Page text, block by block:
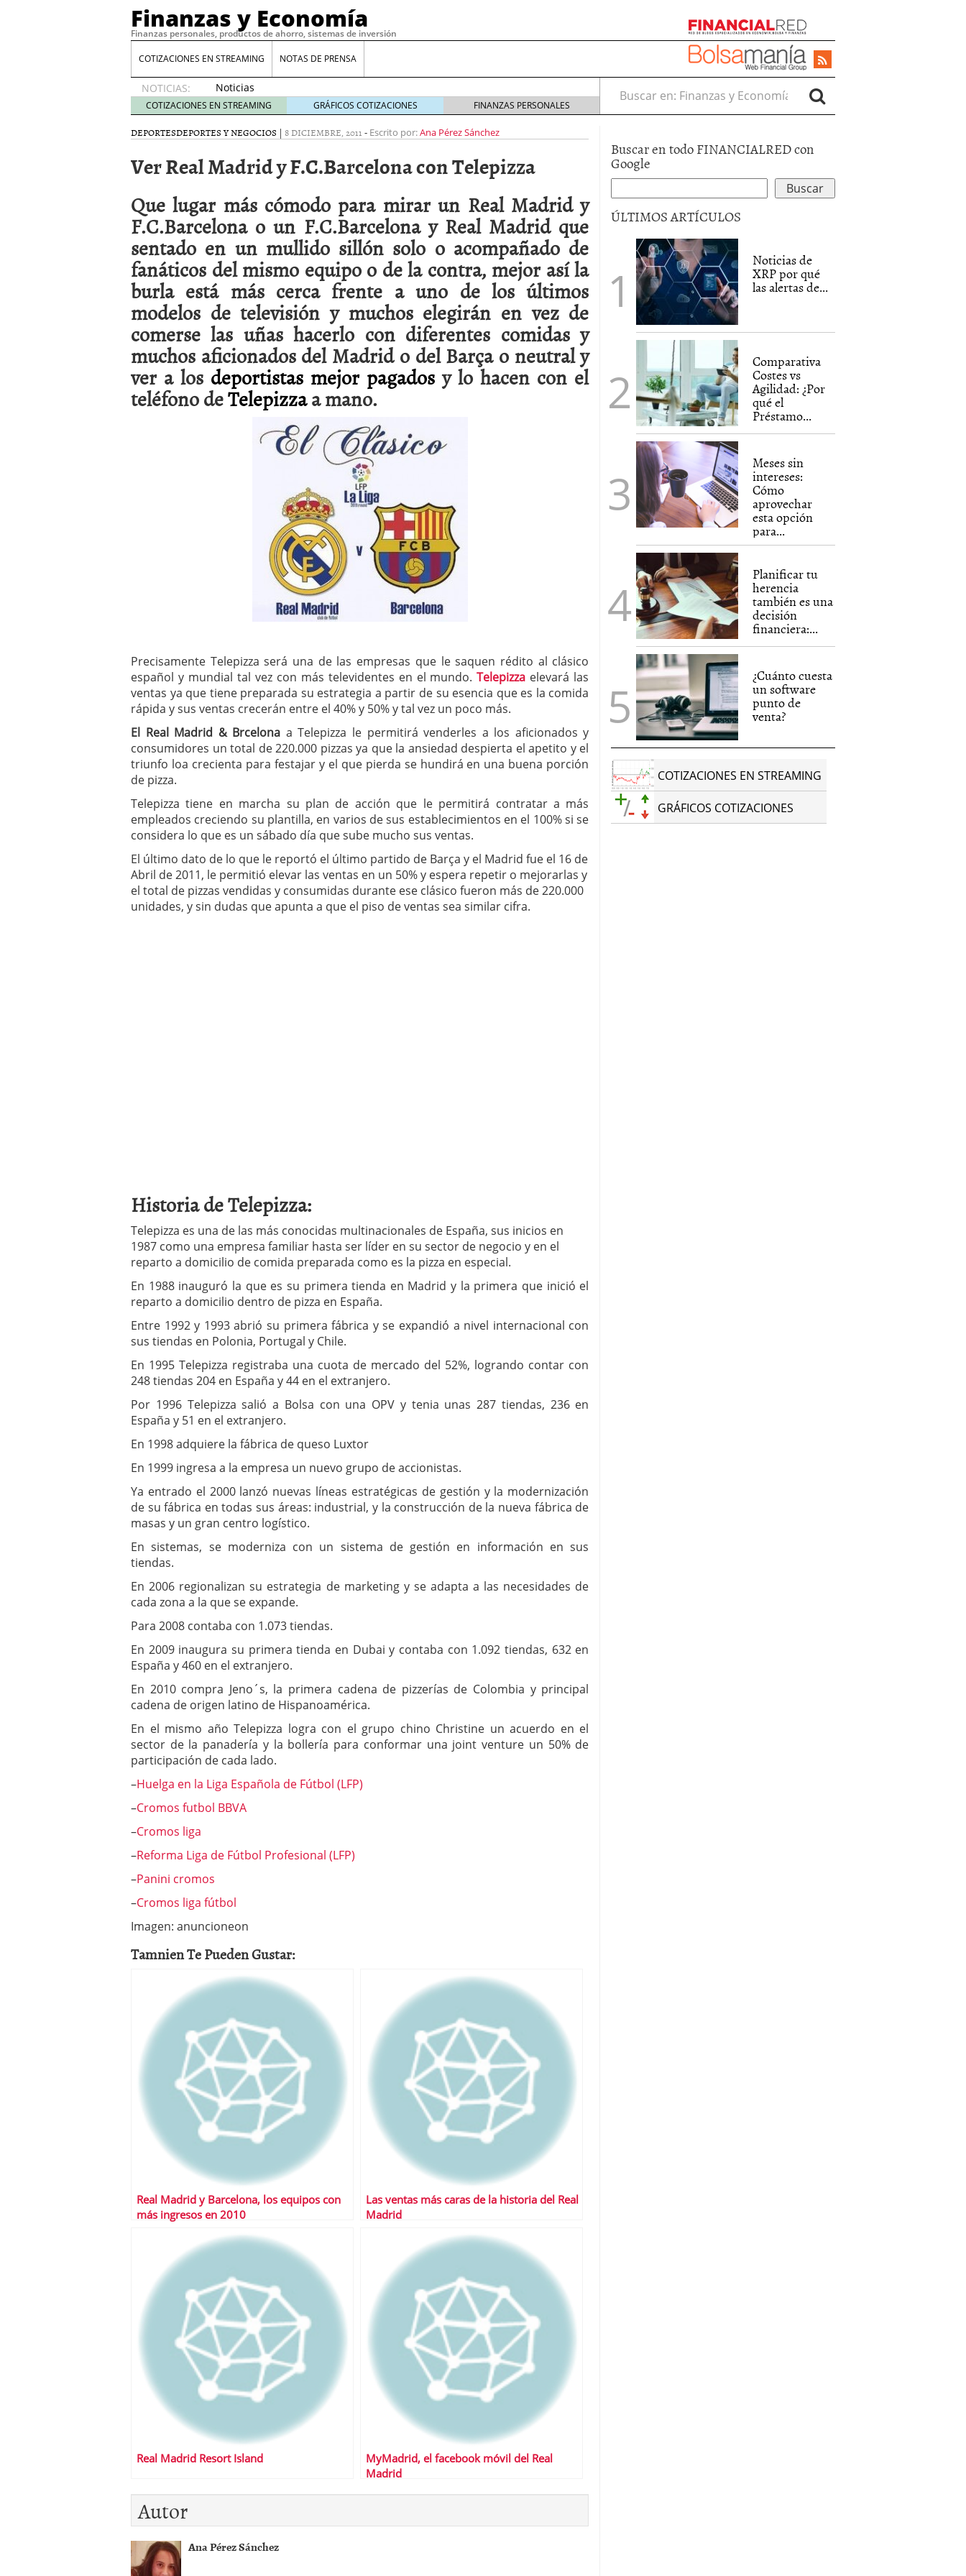
Finanzas y Economía
Finanzas personales, productos de ahorro, sistemas de inversión
COTIZACIONES EN STREAMING NOTAS DE PRENSA
NOTICIAS:
Noticias
de XRP
por qué
las
de
whales
llegar
tarde 16
de abril
de 2026
Comparativa Costes vs Agilidad: ¿Por qué el Préstamo Promotor privado
acelera la rentabilidad? 12 de diciembre de 2025
Meses sin intereses: Cómo aprovechar esta opción para gestionar tus
compras 24 de noviembre de 2025
Planificar tu herencia también es una decisión financiera: cómo anticiparte
a los costes 21 de noviembre de 2025
¿Cuánto cuesta un software punto de venta? 3 de octubre de 2025
COTIZACIONES EN STREAMING GRÁFICOS COTIZACIONES FINANZAS PERSONALES
Buscar en:
DEPORTESDEPORTES Y NEGOCIOS | 8 DICIEMBRE, 2011 - Escrito por:Ana Pérez Sánchez
Ver Real Madrid y F.C.Barcelona con Telepizza
Que lugar más cómodo para mirar un Real Madrid y
F.C.Barcelona o un F.C.Barcelona y Real Madrid que
sentado en un mullido sillón solo o acompañado de
fanáticos del mismo equipo o de la contra, mejor así la
burla está más cerca frente a uno de los últimos
modelos de televisión y muchos elegirán en vez de
comerse las uñas hacerlo con diferentes comidas y
muchos aficionados del Madrid o del Barça o neutral y
ver a los deportistas mejor pagadosy lo hacen con el
teléfono deTelepizzaa mano.
Precisamente Telepizza será una de las empresas que le saquen rédito al clásico
español y mundial tal vez con más televidentes en el mundo.Telepizza elevará las
ventas ya que tiene preparada su estrategia a partir de su esencia que es la comida
rápida y sus ventas crecerán entre el 40% y 50% y tal vez un poco más.
El Real Madrid & Brcelona a Telepizza le permitirá venderles a los aficionados y
consumidores un total de 220.000 pizzas ya que la ansiedad despierta el apetito y el
triunfo loa crecienta para festajar y el que pierda se hundirá en una buena porción
de pizza.
Telepizza tiene en marcha su plan de acción que le permitirá contratar a más
empleados creciendo su plantilla, en varios de sus establecimientos en el 100% si se
considera lo que es un sábado día que sube mucho sus ventas.
El último dato de lo que le reportó el último partido de Barça y el Madrid fue el 16 de
Abril de 2011, le permitió elevar las ventas en un 50% y espera repetir o mejorarlas y
el total de pizzas vendidas y consumidas durante ese clásico fueron más de 220.000
unidades, y sin dudas que apunta a que el piso de ventas sea similar cifra.
Historia de Telepizza:
Telepizza es una de las más conocidas multinacionales de España, sus inicios en
1987 como una empresa familiar hasta ser líder en su sector de negocio y en el
reparto a domicilio de comida preparada como es la pizza en especial.
En 1988 inauguró la que es su primera tienda en Madrid y la primera que inició el
reparto a domicilio dentro de pizza en España.
Entre 1992 y 1993 abrió su primera fábrica y se expandió a nivel internacional con
sus tiendas en Polonia, Portugal y Chile.
En 1995 Telepizza registraba una cuota de mercado del 52%, logrando contar con
248 tiendas 204 en España y 44 en el extranjero.
Por 1996 Telepizza salió a Bolsa con una OPV y tenia unas 287 tiendas, 236 en
España y 51 en el extranjero.
En 1998 adquiere la fábrica de queso Luxtor
En 1999 ingresa a la empresa un nuevo grupo de accionistas.
Ya entrado el 2000 lanzó nuevas líneas estratégicas de gestión y la modernización
de su fábrica en todas sus áreas: industrial, y la construcción de la nueva fábrica de
masas y un gran centro logístico.
En sistemas, se moderniza con un sistema de gestión en información en sus
tiendas.
En 2006 regionalizan su estrategia de marketing y se adapta a las necesidades de
cada zona a la que se expande.
Para 2008 contaba con 1.073 tiendas.
En 2009 inaugura su primera tienda en Dubai y contaba con 1.092 tiendas, 632 en
España y 460 en el extranjero.
En 2010 compra Jeno´s, la primera cadena de pizzerías de Colombia y principal
cadena de origen latino de Hispanoamérica.
En el mismo año Telepizza logra con el grupo chino Christine un acuerdo en el
sector de la panadería y la bollería para conformar una joint venture un 50% de
participación de cada lado.
–Huelga en la Liga Española de Fútbol (LFP)
–Cromos futbol BBVA
–Cromos liga
–Reforma Liga de Fútbol Profesional (LFP)
–Panini cromos
–Cromos liga fútbol
Imagen: anuncioneon
Tamnien Te Pueden Gustar:
Real Madrid y Barcelona, los equipos con
más ingresos en 2010
Las ventas más caras de la historia del Real
Madrid
Real Madrid Resort Island
MyMadrid, el facebook móvil del Real
Madrid
Autor
Ana Pérez Sánchez
Buscar en todo FINANCIALRED con
Google
ÚLTIMOS ARTÍCULOS
Noticias de
XRP por qué
las alertas de...
Comparativa
Costes vs
Agilidad: ¿Por
qué el
Préstamo...
Meses sin
intereses:
Cómo
aprovechar
esta opción
para...
Planificar tu
herencia
también es una
decisión
financiera:...
¿Cuánto cuesta
un software
punto de
venta?
COTIZACIONES EN STREAMING
GRÁFICOS COTIZACIONES